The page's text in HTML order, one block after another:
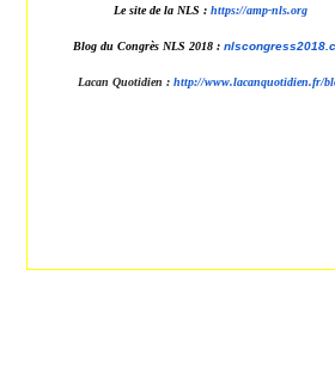
Le site de la NLS : https://amp-nls.org
Blog du Congrès NLS 2018 :
Lacan Quotidien :http://www.lacanquotidien.fr/